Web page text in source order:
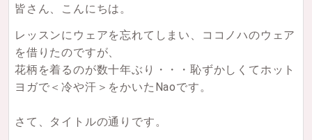
皆さん、こんにちは。
レッスンにウェアを忘れてしまい、ココノハのウェア
を借りたのですが、
花柄を着るのが数十年ぶり・・・恥ずかしくてホット
ヨガで＜冷や汗＞をかいたNaoです。
さて、タイトルの通りです。